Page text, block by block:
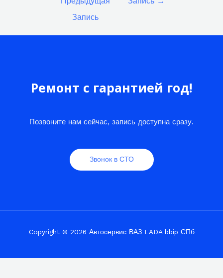
Запись
Ремонт с гарантией год!
Позвоните нам сейчас, запись доступна сразу.
Звонок в СТО
Copyright © 2026 Автосервис ВАЗ LADA bbip СПб